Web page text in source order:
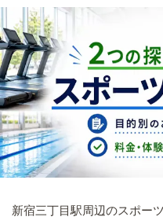
新宿三丁目駅周辺のスポー